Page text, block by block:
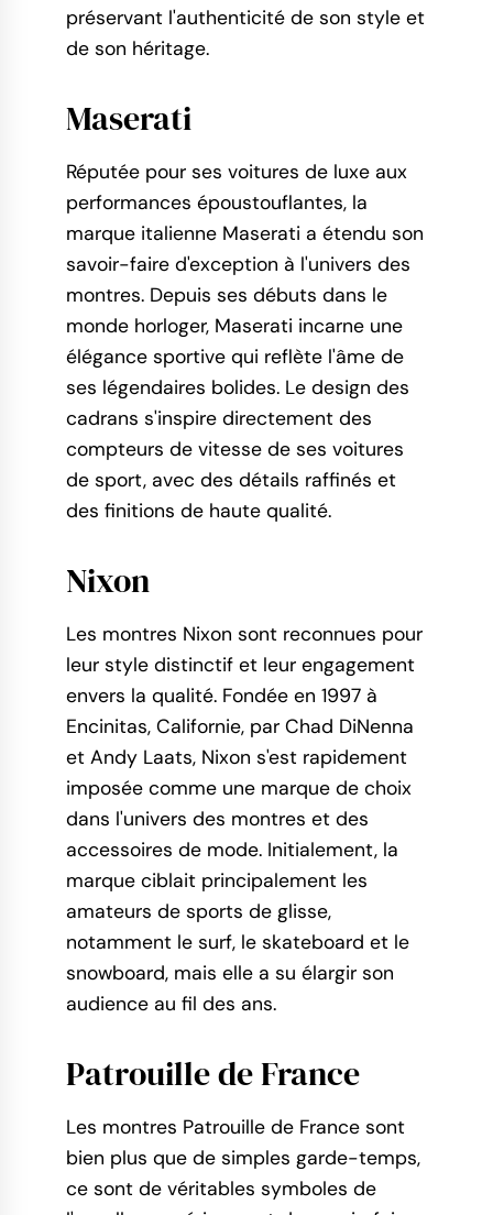
préservant l'authenticité de son style et
de son héritage.
Maserati
Réputée pour ses voitures de luxe aux
performances époustouflantes, la
marque italienne Maserati a étendu son
savoir-faire d'exception à l'univers des
montres. Depuis ses débuts dans le
monde horloger, Maserati incarne une
élégance sportive qui reflète l'âme de
ses légendaires bolides. Le design des
cadrans s'inspire directement des
compteurs de vitesse de ses voitures
de sport, avec des détails raffinés et
des finitions de haute qualité.
Nixon
Les montres Nixon sont reconnues pour
leur style distinctif et leur engagement
envers la qualité. Fondée en 1997 à
Encinitas, Californie, par Chad DiNenna
et Andy Laats, Nixon s'est rapidement
imposée comme une marque de choix
dans l'univers des montres et des
accessoires de mode. Initialement, la
marque ciblait principalement les
amateurs de sports de glisse,
notamment le surf, le skateboard et le
snowboard, mais elle a su élargir son
audience au fil des ans.
Patrouille de France
Les montres Patrouille de France sont
bien plus que de simples garde-temps,
ce sont de véritables symboles de